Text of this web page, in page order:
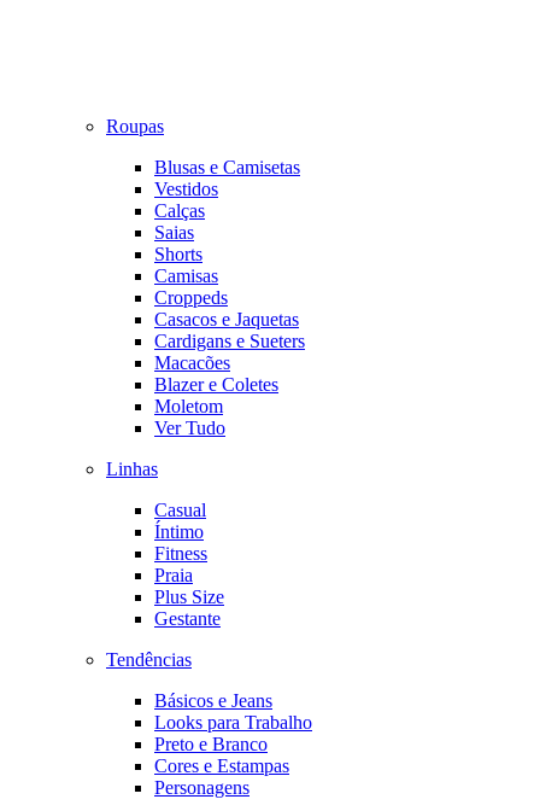
Roupas
Blusas e Camisetas
Vestidos
Calças
Saias
Shorts
Camisas
Croppeds
Casacos e Jaquetas
Cardigans e Sueters
Macacões
Blazer e Coletes
Moletom
Ver Tudo
Linhas
Casual
Íntimo
Fitness
Praia
Plus Size
Gestante
Tendências
Básicos e Jeans
Looks para Trabalho
Preto e Branco
Cores e Estampas
Personagens